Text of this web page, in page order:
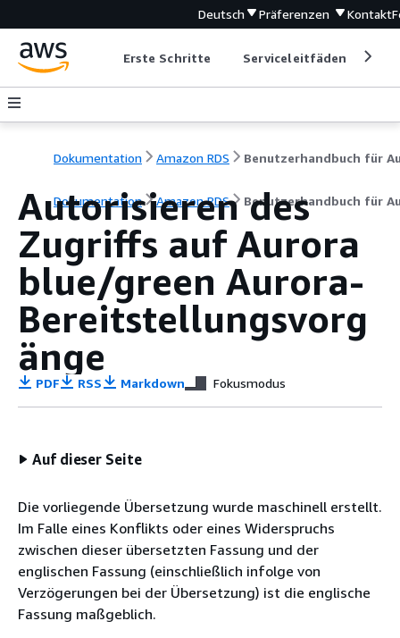
Deutsch Präferenzen Kontakt
Erste Schritte Serviceleitfäden
Dokumentation Amazon RDS
Dokumentation Amazon RDS Benutzerhandbuch für
Autorisieren des
Zugriffs auf Aurora
blue/green Aurora-
Bereitstellungsvorg
änge
PDF RSS Markdown Fokusmodus
Auf dieser Seite
Die vorliegende Übersetzung wurde maschinell erstellt.
Im Falle eines Konflikts oder eines Widerspruchs
zwischen dieser übersetzten Fassung und der
englischen Fassung (einschließlich infolge von
Verzögerungen bei der Übersetzung) ist die englische
Fassung maßgeblich.